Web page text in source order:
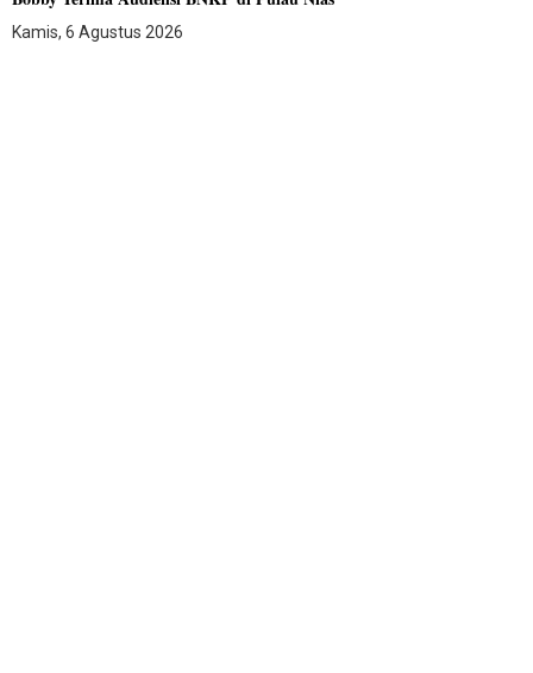
Kamis, 6 Agustus 2026